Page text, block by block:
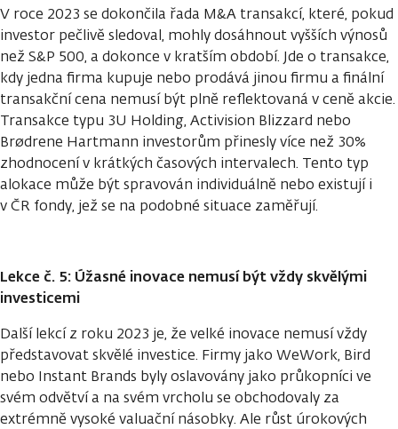
V roce 2023 se dokončila řada M&A transakcí, které, pokud
investor pečlivě sledoval, mohly dosáhnout vyšších výnosů
než S&P 500, a dokonce v kratším období. Jde o transakce,
kdy jedna firma kupuje nebo prodává jinou firmu a finální
transakční cena nemusí být plně reflektovaná v ceně akcie.
Transakce typu 3U Holding, Activision Blizzard nebo
Brødrene Hartmann investorům přinesly více než 30%
zhodnocení v krátkých časových intervalech. Tento typ
alokace může být spravován individuálně nebo existují i
v ČR fondy, jež se na podobné situace zaměřují.
Lekce č. 5: Úžasné inovace nemusí být vždy skvělými
investicemi
Další lekcí z roku 2023 je, že velké inovace nemusí vždy
představovat skvělé investice. Firmy jako WeWork, Bird
nebo Instant Brands byly oslavovány jako průkopníci ve
svém odvětví a na svém vrcholu se obchodovaly za
extrémně vysoké valuační násobky. Ale růst úrokových